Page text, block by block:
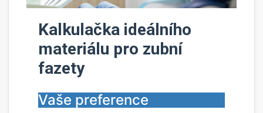
Kalkulačka ideálního
materiálu pro zubní
fazety
Vaše preference